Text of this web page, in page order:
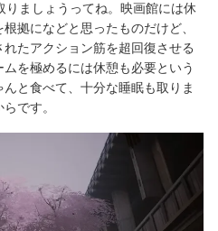
りましょうってね。映画館には休
拠になどと思ったものだけど、
たアクション筋を超回復させる
を極めるには休憩も必要という
と食べて、十分な睡眠も取りま
です。